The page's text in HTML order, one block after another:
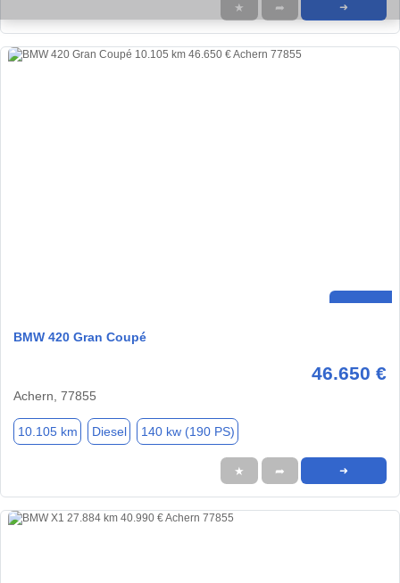
★ ➦ ➜
BMW 420 Gran Coupé
46.650 €
Achern, 77855
10.105 km Diesel 140 kw (190 PS)
★ ➦ ➜